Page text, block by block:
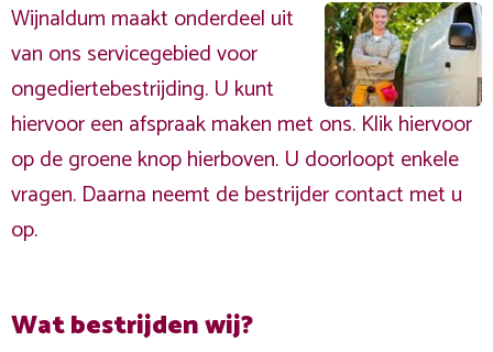
Wijnaldum maakt onderdeel uit
van ons servicegebied voor
ongediertebestrijding. U kunt
hiervoor een afspraak maken met ons. Klik hiervoor
op de groene knop hierboven. U doorloopt enkele
vragen. Daarna neemt de bestrijder contact met u
op.
Wat bestrijden wij?